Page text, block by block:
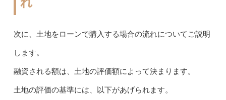
次に、土地をローンで購入する場合の流れについてご説明
します。
融資される額は、土地の評価額によって決まります。
土地の評価の基準には、以下があげられます。